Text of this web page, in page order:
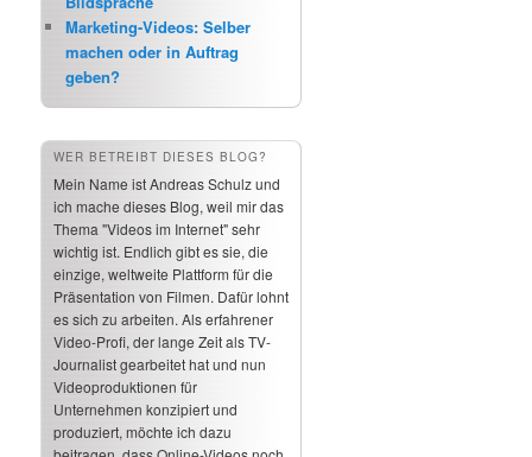
Marketing-Videos: Selber
machen oder in Auftrag
geben?
WER BETREIBT DIESES BLOG?
Mein Name ist Andreas Schulz und
ich mache dieses Blog, weil mir das
Thema "Videos im Internet" sehr
wichtig ist. Endlich gibt es sie, die
einzige, weltweite Plattform für die
Präsentation von Filmen. Dafür lohnt
es sich zu arbeiten. Als erfahrener
Video-Profi, der lange Zeit als TV-
Journalist gearbeitet hat und nun
Videoproduktionen für
Unternehmen konzipiert und
produziert, möchte ich dazu